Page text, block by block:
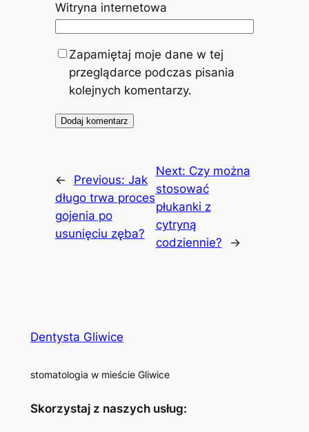
Witryna internetowa
Zapamiętaj moje dane w tej
przeglądarce podczas pisania
kolejnych komentarzy.
← Previous: Jak
długo trwa proces
gojenia po
usunięciu zęba?
Next: Czy można
stosować
płukanki z
cytryną
codziennie?
→
Dentysta Gliwice
stomatologia w mieście Gliwice
Skorzystaj z naszych usług: